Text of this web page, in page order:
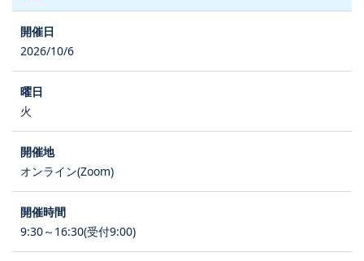
2026/10/6
火
オンライン(Zoom)
9:30～16:30(受付9:00)